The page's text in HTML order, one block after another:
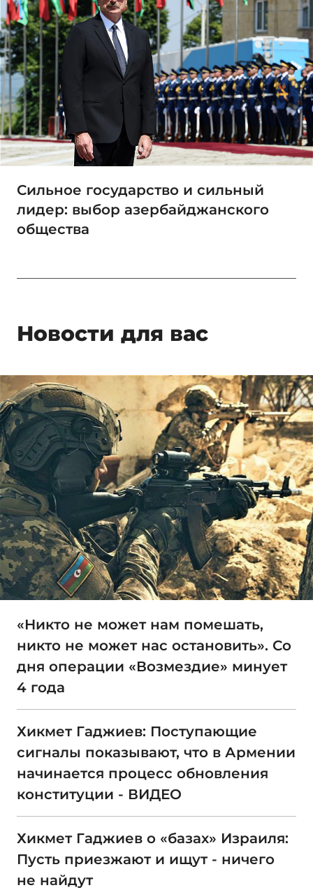
Сильное государство и сильный
лидер: выбор азербайджанского
общества
Новости для вас
«Никто не может нам помешать,
никто не может нас остановить». Со
дня операции «Возмездие» минует
4 года
Хикмет Гаджиев: Поступающие
сигналы показывают, что в Армении
начинается процесс обновления
конституции - ВИДЕО
Хикмет Гаджиев о «базах» Израиля:
Пусть приезжают и ищут - ничего
не найдут